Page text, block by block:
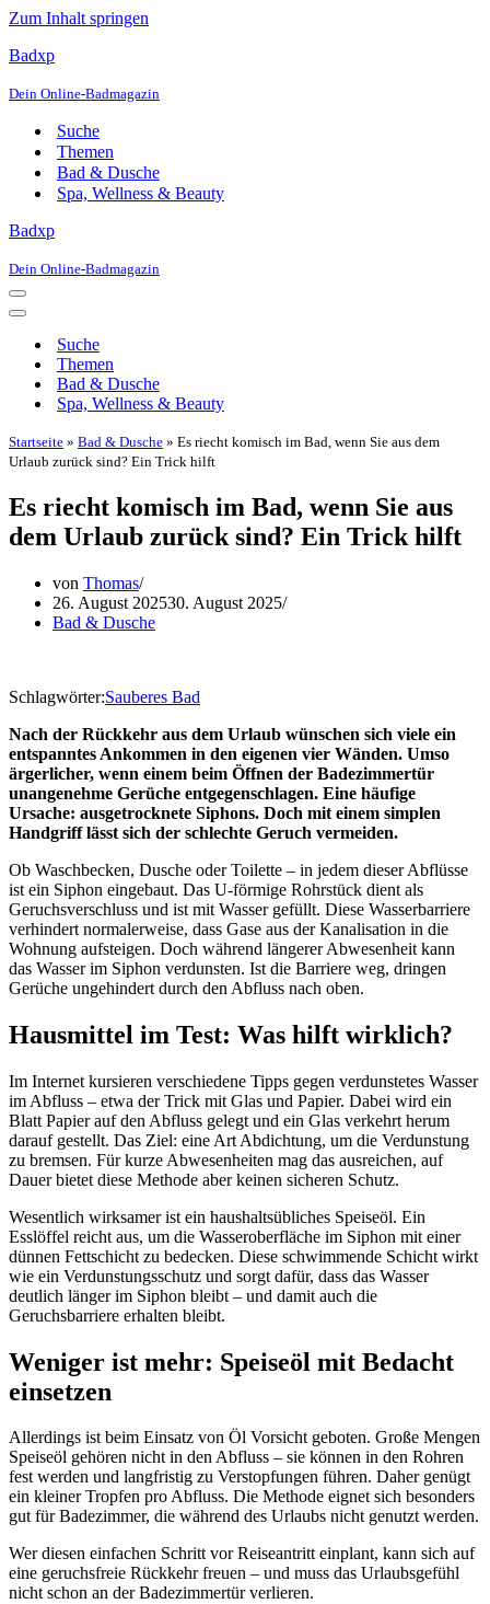
Zum Inhalt springen
Badxp
Dein Online-Badmagazin
Suche
Themen
Bad & Dusche
Spa, Wellness & Beauty
Badxp
Dein Online-Badmagazin
Navigationsmenü
Navigationsmenü
Suche
Themen
Bad & Dusche
Spa, Wellness & Beauty
Startseite » Bad & Dusche » Es riecht komisch im Bad, wenn Sie aus dem
Urlaub zurück sind? Ein Trick hilft
Es riecht komisch im Bad, wenn Sie aus
dem Urlaub zurück sind? Ein Trick hilft
von Thomas
26. August 202530. August 2025
Bad & Dusche
Schlagwörter:Sauberes Bad
Nach der Rückkehr aus dem Urlaub wünschen sich viele ein
entspanntes Ankommen in den eigenen vier Wänden. Umso
ärgerlicher, wenn einem beim Öffnen der Badezimmertür
unangenehme Gerüche entgegenschlagen. Eine häufige
Ursache: ausgetrocknete Siphons. Doch mit einem simplen
Handgriff lässt sich der schlechte Geruch vermeiden.
Ob Waschbecken, Dusche oder Toilette – in jedem dieser Abflüsse
ist ein Siphon eingebaut. Das U-förmige Rohrstück dient als
Geruchsverschluss und ist mit Wasser gefüllt. Diese Wasserbarriere
verhindert normalerweise, dass Gase aus der Kanalisation in die
Wohnung aufsteigen. Doch während längerer Abwesenheit kann
das Wasser im Siphon verdunsten. Ist die Barriere weg, dringen
Gerüche ungehindert durch den Abfluss nach oben.
Hausmittel im Test: Was hilft wirklich?
Im Internet kursieren verschiedene Tipps gegen verdunstetes Wasser
im Abfluss – etwa der Trick mit Glas und Papier. Dabei wird ein
Blatt Papier auf den Abfluss gelegt und ein Glas verkehrt herum
darauf gestellt. Das Ziel: eine Art Abdichtung, um die Verdunstung
zu bremsen. Für kurze Abwesenheiten mag das ausreichen, auf
Dauer bietet diese Methode aber keinen sicheren Schutz.
Wesentlich wirksamer ist ein haushaltsübliches Speiseöl. Ein
Esslöffel reicht aus, um die Wasseroberfläche im Siphon mit einer
dünnen Fettschicht zu bedecken. Diese schwimmende Schicht wirkt
wie ein Verdunstungsschutz und sorgt dafür, dass das Wasser
deutlich länger im Siphon bleibt – und damit auch die
Geruchsbarriere erhalten bleibt.
Weniger ist mehr: Speiseöl mit Bedacht
einsetzen
Allerdings ist beim Einsatz von Öl Vorsicht geboten. Große Mengen
Speiseöl gehören nicht in den Abfluss – sie können in den Rohren
fest werden und langfristig zu Verstopfungen führen. Daher genügt
ein kleiner Tropfen pro Abfluss. Die Methode eignet sich besonders
gut für Badezimmer, die während des Urlaubs nicht genutzt werden.
Wer diesen einfachen Schritt vor Reiseantritt einplant, kann sich auf
eine geruchsfreie Rückkehr freuen – und muss das Urlaubsgefühl
nicht schon an der Badezimmertür verlieren.